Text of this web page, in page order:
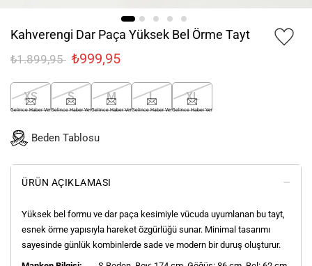
Kahverengi Dar Paça Yüksek Bel Örme Tayt
₺1.899,95 ₺999,95
XS
Gelince Haber Ver
S
Gelince Haber Ver
M
Gelince Haber Ver
L
Gelince Haber Ver
XL
Gelince Haber Ver
Beden Tablosu
ÜRÜN AÇIKLAMASI
Yüksek bel formu ve dar paça kesimiyle vücuda uyumlanan bu tayt,
esnek örme yapısıyla hareket özgürlüğü sunar. Minimal tasarımı
sayesinde günlük kombinlerde sade ve modern bir duruş oluşturur.